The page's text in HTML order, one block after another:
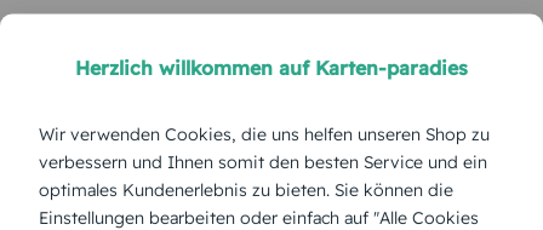
Herzlich willkommen auf Karten-paradies
Wir verwenden Cookies, die uns helfen unseren Shop zu
verbessern und Ihnen somit den besten Service und ein
optimales Kundenerlebnis zu bieten. Sie können die
Einstellungen bearbeiten oder einfach auf "Alle Cookies